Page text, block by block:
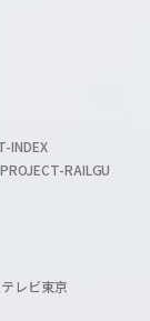
INDEX
RAILGU
レビ東京